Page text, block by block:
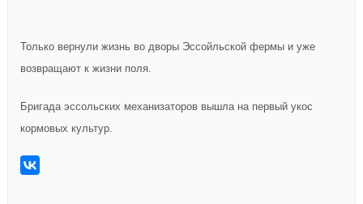
Только вернули жизнь во дворы Эссойльской фермы и уже
возвращают к жизни поля.
Бригада эссольских механизаторов вышла на первый укос
кормовых культур.